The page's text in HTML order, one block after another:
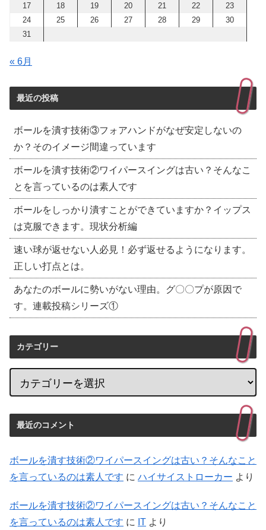
17
18 19 20 21 22
23
24
25 26 27 28 29
30
31
« 6月
最近の投稿
ボールを潰す技術③フォアハンドがなぜ安定しないの
か？そのイメージ間違っています
ボールを潰す技術②ワイパースイングは古い？そんなこ
とを言っているのは素人です
ボールをしっかり潰すことができていますか？イップス
は克服できます。現状分析編
速い球が返せない人必見！必ず返せるようになります。
正しい打点とは。
あなたのボールに勢いがない理由。グ〇〇プが原因で
す。連載投稿シリーズ①
カテゴリー
最近のコメント
ボールを潰す技術②ワイパースイングは古い？そんなこと
を言っているのは素人です に ハイサイストローカー より
ボールを潰す技術②ワイパースイングは古い？そんなこと
を言っているのは素人です に IT より